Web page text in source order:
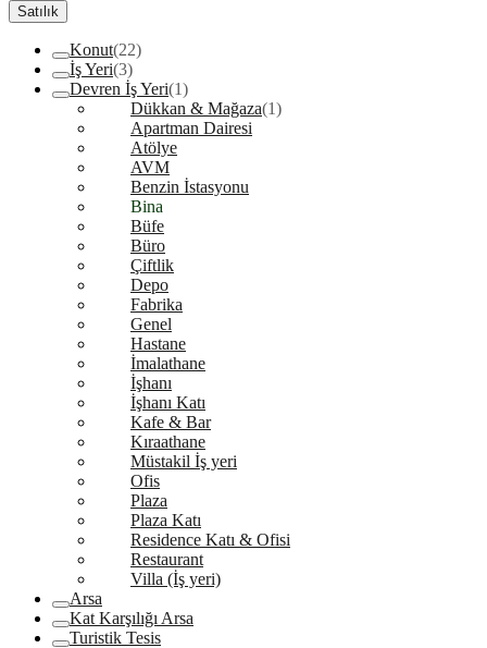
Satılık
Konut(22)
İş Yeri(3)
Devren İş Yeri(1)
Dükkan & Mağaza(1)
Apartman Dairesi
Atölye
AVM
Benzin İstasyonu
Bina
Büfe
Büro
Çiftlik
Depo
Fabrika
Genel
Hastane
İmalathane
İşhanı
İşhanı Katı
Kafe & Bar
Kıraathane
Müstakil İş yeri
Ofis
Plaza
Plaza Katı
Residence Katı & Ofisi
Restaurant
Villa (İş yeri)
Arsa
Kat Karşılığı Arsa
Turistik Tesis